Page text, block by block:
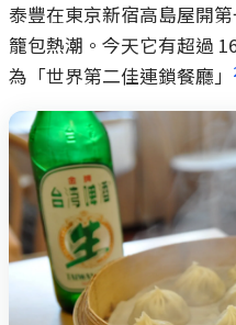
泰豐在東京新宿高島屋開
籠包熱潮。今天它有超過
為「世界第二佳連鎖餐廳」